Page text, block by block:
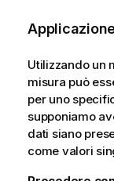
Utilizzando un
misura può
per uno
supponiamo
dati siano
come valori